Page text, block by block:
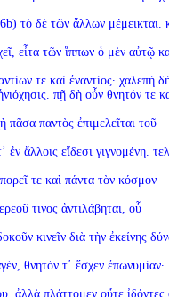
τὸ δὲ τῶν ἄλλων μέμεικται.
εἶτα τῶν ἵππων ὁ μὲν αὐτῷ
τε καὶ ἐναντίος· χαλεπὴ
πῇ δὴ οὖν θνητόν τε
πᾶσα παντὸς ἐπιμελεῖται τοῦ
ἄλλοις εἴδεσι γιγνομένη.
τε καὶ πάντα τὸν κόσμον
τινος ἀντιλάβηται, οὗ
κινεῖν διὰ τὴν ἐκείνης
θνητόν τ᾽ ἔσχεν ἐπωνυμίαν·
ἀλλὰ πλάττομεν οὔτε ἰδόντες